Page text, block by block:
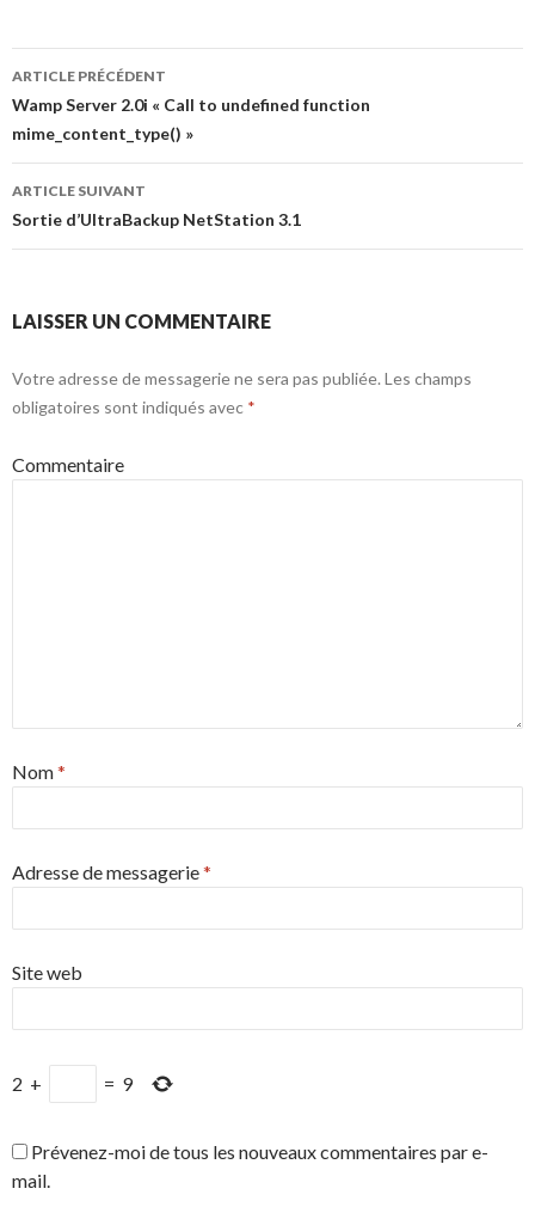
Navigation
des
articles
ARTICLE PRÉCÉDENT
Wamp Server 2.0i « Call to undefined function
mime_content_type() »
ARTICLE SUIVANT
Sortie d’UltraBackup NetStation 3.1
LAISSER UN COMMENTAIRE
Votre adresse de messagerie ne sera pas publiée. Les champs
obligatoires sont indiqués avec *
Commentaire
Nom*
Adresse de messagerie*
Site web
2 + = 9
Prévenez-moi de tous les nouveaux commentaires par e-
mail.